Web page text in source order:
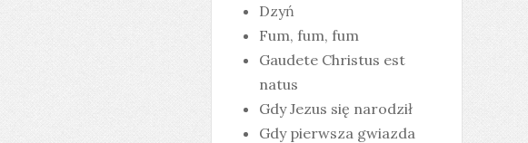
Dzyń
Fum, fum, fum
Gaudete Christus est
natus
Gdy Jezus się narodził
Gdy pierwsza gwiazda